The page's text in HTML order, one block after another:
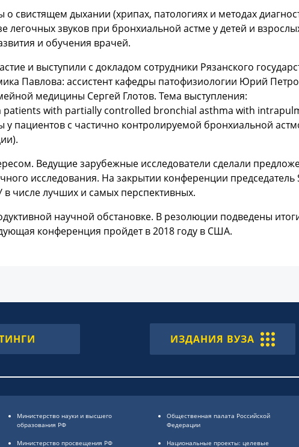
о свистящем дыхании (хрипах, патологиях и методах
легочных звуков при бронхиальной астме у детей и
и обучения врачей.
и выступили с докладом сотрудники Рязанского
Павлова: ассистент кафедры патофизиологии Юрий
медицины Сергей Глотов. Тема выступления:
patients with partially controlled bronchial asthma with
у пациентов с частично контролируемой бронхиальной
Ведущие зарубежные исследователи сделали
исследования. На закрытии конференции председатель
в числе лучших и самых перспективных.
научной обстановке. В резолюции подведены
конференция пройдет в 2018 году в США.
ИЗДАНИЯ ВУЗА
Министерство науки и высшего
образования РФ
Министерство просвещения РФ
Общественная палата Российской
Федерации
Национальные проекты: целевые